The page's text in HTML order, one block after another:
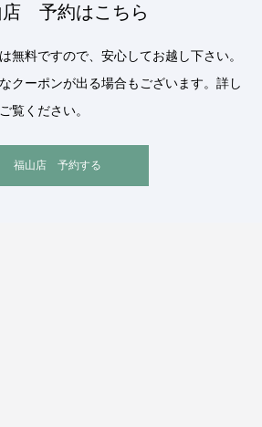
店 予約はこちら
無料ですので、安心してお越し下さい。
クーポンが出る場合もございます。詳し
覧ください。
福山店 予約する